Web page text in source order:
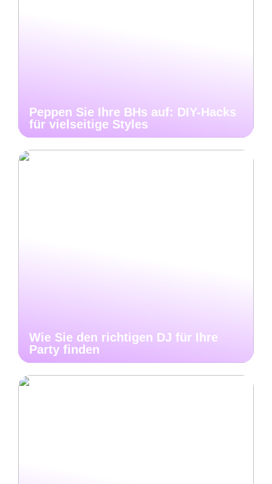
Peppen Sie Ihre BHs auf: DIY-Hacks
für vielseitige Styles
Wie Sie den richtigen DJ für Ihre
Party finden